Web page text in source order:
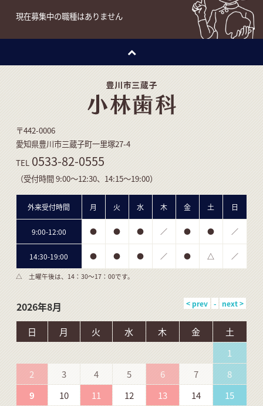
現在募集中の職種はありません
〒442-0006
愛知県豊川市三蔵子町一里塚27-4
TEL 0533-82-0555
（受付時間 9:00～12:30、14:15～19:00）
外来受付時間 月 火 水 木 金 土 日
9:00-12:00 ● ● ● ／ ● ● ／
14:30-19:00 ● ● ● ／ ● △ ／
△ 土曜午後は、14：30～17：00です。
2026年8月
日 月 火 水 木 金
土
1
2
3 4 5 6 7
8
9
10 11 12 13 14
15